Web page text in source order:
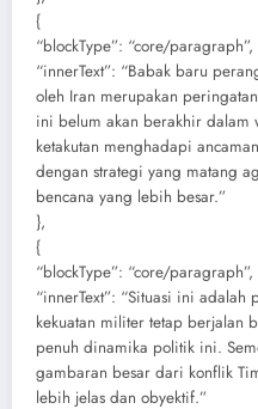
{
“blockType”: “core/paragraph”,
“innerText”: “Babak baru
oleh Iran merupakan
ini belum akan berakhir dalam
ketakutan menghadapi
dengan strategi yang matang
bencana yang lebih besar.”
},
{
“blockType”: “core/paragraph”,
“innerText”: “Situasi ini
kekuatan militer tetap berjalan
penuh dinamika politik ini.
gambaran besar dari konflik
lebih jelas dan obyektif.”